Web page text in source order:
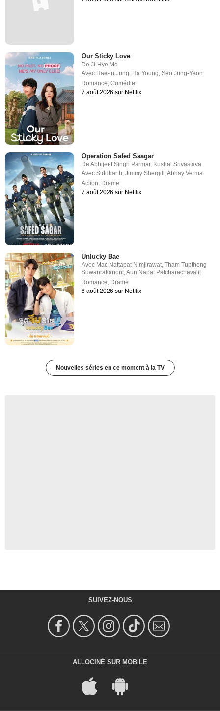
Our Sticky Love
DeJi-Hye Mo
Avec Hae-in Jung, Ha Young,Seo Jung-Yeon
Romance,Comédie
7 août 2026 sur Netflix
Operation Safed Saagar
DeAbhijeet Singh Parmar, Kushal Srivastava
AvecSiddharth,Jimmy Shergill ,Abhay Verma
Action, Drame
7 août 2026 sur Netflix
Unlucky Bae
Avec Mac Nattapat Nimjirawat ,Tham Tupthong
Suwanrakanont ,Aun Napat Patcharachavalit
Romance Drame
6 août 2026 sur Netflix
Nouvelles séries en ce moment à la TV
SUIVEZ-NOUS
ALLOCINÉ SUR MOBILE